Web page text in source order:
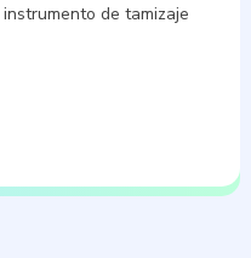
de tamizaje